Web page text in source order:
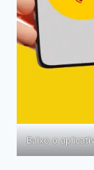
Baixe o